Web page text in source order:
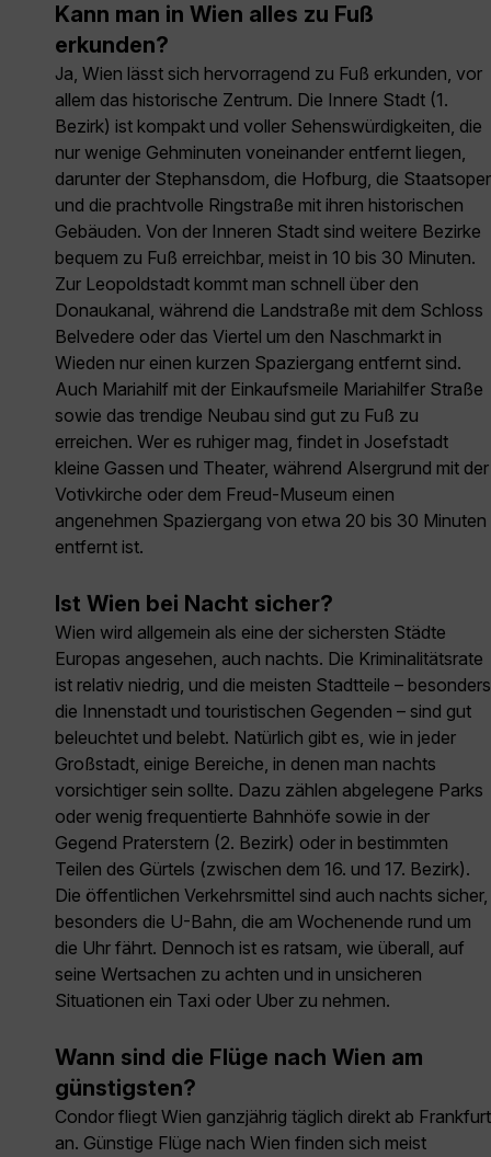
Kann man in Wien alles zu Fuß
erkunden?
Ja, Wien lässt sich hervorragend zu Fuß erkunden, vor
allem das historische Zentrum. Die Innere Stadt (1.
Bezirk) ist kompakt und voller Sehenswürdigkeiten, die
nur wenige Gehminuten voneinander entfernt liegen,
darunter der Stephansdom, die Hofburg, die Staatsoper
und die prachtvolle Ringstraße mit ihren historischen
Gebäuden. Von der Inneren Stadt sind weitere Bezirke
bequem zu Fuß erreichbar, meist in 10 bis 30 Minuten.
Zur Leopoldstadt kommt man schnell über den
Donaukanal, während die Landstraße mit dem Schloss
Belvedere oder das Viertel um den Naschmarkt in
Wieden nur einen kurzen Spaziergang entfernt sind.
Auch Mariahilf mit der Einkaufsmeile Mariahilfer Straße
sowie das trendige Neubau sind gut zu Fuß zu
erreichen. Wer es ruhiger mag, findet in Josefstadt
kleine Gassen und Theater, während Alsergrund mit der
Votivkirche oder dem Freud-Museum einen
angenehmen Spaziergang von etwa 20 bis 30 Minuten
entfernt ist.
Ist Wien bei Nacht sicher?
Wien wird allgemein als eine der sichersten Städte
Europas angesehen, auch nachts. Die Kriminalitätsrate
ist relativ niedrig, und die meisten Stadtteile – besonders
die Innenstadt und touristischen Gegenden – sind gut
beleuchtet und belebt. Natürlich gibt es, wie in jeder
Großstadt, einige Bereiche, in denen man nachts
vorsichtiger sein sollte. Dazu zählen abgelegene Parks
oder wenig frequentierte Bahnhöfe sowie in der
Gegend Praterstern (2. Bezirk) oder in bestimmten
Teilen des Gürtels (zwischen dem 16. und 17. Bezirk).
Die öffentlichen Verkehrsmittel sind auch nachts sicher,
besonders die U-Bahn, die am Wochenende rund um
die Uhr fährt. Dennoch ist es ratsam, wie überall, auf
seine Wertsachen zu achten und in unsicheren
Situationen ein Taxi oder Uber zu nehmen.
Wann sind die Flüge nach Wien am
günstigsten?
Condor fliegt Wien ganzjährig täglich direkt ab Frankfurt
an. Günstige Flüge nach Wien finden sich meist